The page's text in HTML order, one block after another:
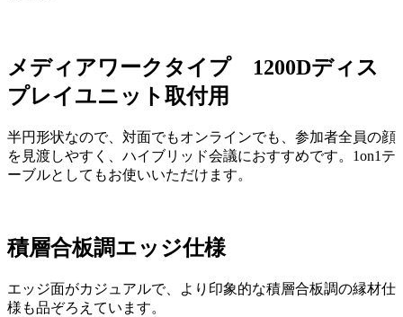
メディアワークタイプ 1200Dディス
プレイユニット取付用
半円形状なので、対面でもオンラインでも、参加者全員の顔
を見渡しやすく、ハイブリッド会議におすすめです。1on1テ
ーブルとしてもお使いいただけます。
積層合板調エッジ仕様
エッジ面がカジュアルで、より印象的な積層合板調の縁材仕
様も品ぞろえています。